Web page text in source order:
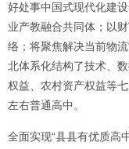
好处事中国式现代化建
业产教融合共同体；以
络；将聚焦解决当前物
北体系化结构了技术、
权益、农村资产权益等
左右普通高中。
全面实现“县县有优质高